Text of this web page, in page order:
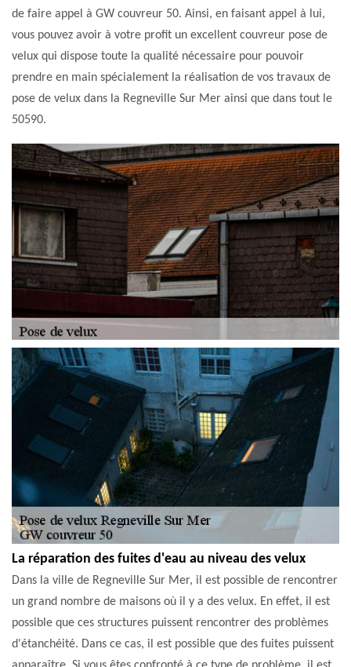
de faire appel à GW couvreur 50. Ainsi, en faisant appel à lui,
vous pouvez avoir à votre profit un excellent couvreur pose de
velux qui dispose toute la qualité nécessaire pour pouvoir
prendre en main spécialement la réalisation de vos travaux de
pose de velux dans la Regneville Sur Mer ainsi que dans tout le
50590.
La réparation des fuites d'eau au niveau des velux
Dans la ville de Regneville Sur Mer, il est possible de rencontrer
un grand nombre de maisons où il y a des velux. En effet, il est
possible que ces structures puissent rencontrer des problèmes
d'étanchéité. Dans ce cas, il est possible que des fuites puissent